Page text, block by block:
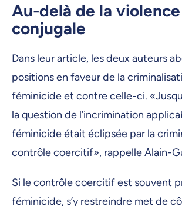
Au-delà de la violence
conjugale
Dans leur article, les deux auteurs
positions en faveur de la
féminicide et contre celle-ci.
la question de l’incrimination
féminicide était éclipsée par la
contrôle coercitif», rappelle Alain-
Si le contrôle coercitif est souvent
féminicide, s’y restreindre met de